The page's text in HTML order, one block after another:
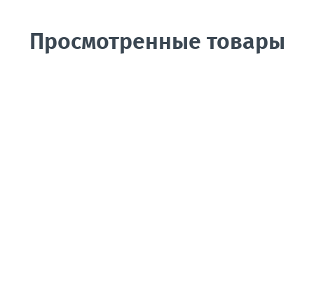
Просмотренные товары